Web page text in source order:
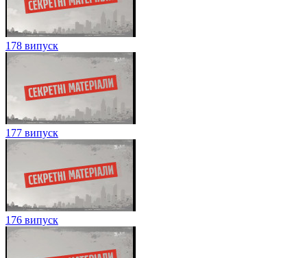
178 випуск
177 випуск
176 випуск